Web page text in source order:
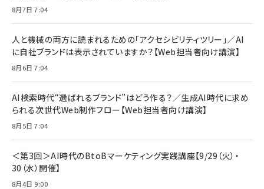
組織の成果を最大化する ルールのデザイン
￥1,980
Amazonランキングをもっと見る
全ワイヤレスイヤホン/アクティブノイズキャンセリ
技術基準適合】ブラック
￥5,990
ケーブル Anker絡まないケーブル 240W 結束バン
ド付き USB PD対応 シリコン素材採用 iPhone
17 / 16 / 15 / Galaxy iPad Pro MacBook
Pro/Air 各種対応 (1.8m ミッドナイトブラック)
￥1,890
サッポロ 生ビール 黒ラベル 350ml 缶 24本 ビー
ル ケース買い【6/30応募〆切! 黒ラベルビヤセラー
￥4,857
8月7日 7:04
人と機械の両方に読まれるための「アクセシビリティツリー」／AI
に自社ブランドは表示されていますか？【Web担当者向け講演】
8月6日 7:04
AI検索時代“選ばれるブランド”はどう作る？／生成AI時代に求め
られる次世代Web制作フロー【Web担当者向け講演】
8月5日 7:04
＜第3回＞AI時代のBtoBマーケティング実践講座【9/29（火）・
30（水）開催】
8月4日 9:00